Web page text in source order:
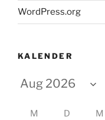
WordPress.org
KALENDER
M D M